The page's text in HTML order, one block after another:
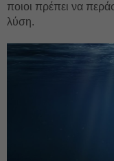
ποιοι πρέπει να
λύση.